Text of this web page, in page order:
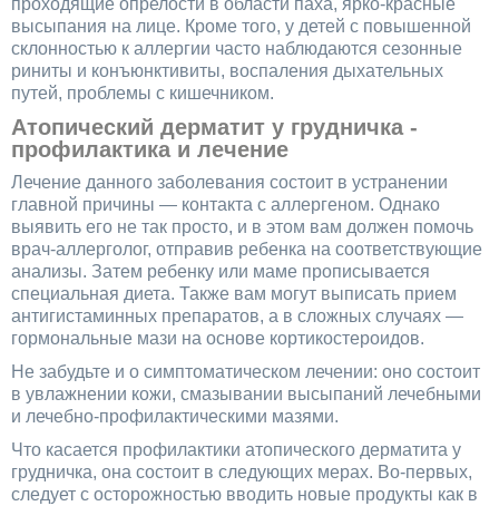
проходящие опрелости в области паха, ярко-красные
высыпания на лице. Кроме того, у детей с повышенной
склонностью к аллергии часто наблюдаются сезонные
риниты и конъюнктивиты, воспаления дыхательных
путей, проблемы с кишечником.
Атопический дерматит у грудничка -
профилактика и лечение
Лечение данного заболевания состоит в устранении
главной причины — контакта с аллергеном. Однако
выявить его не так просто, и в этом вам должен помочь
врач-аллерголог, отправив ребенка на соответствующие
анализы. Затем ребенку или маме прописывается
специальная диета. Также вам могут выписать прием
антигистаминных препаратов, а в сложных случаях —
гормональные мази на основе кортикостероидов.
Не забудьте и о симптоматическом лечении: оно состоит
в увлажнении кожи, смазывании высыпаний лечебными
и лечебно-профилактическими мазями.
Что касается профилактики атопического дерматита у
грудничка, она состоит в следующих мерах. Во-первых,
следует с осторожностью вводить новые продукты как в